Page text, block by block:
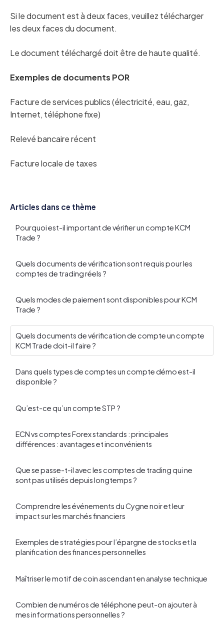
Articles dans ce thème
Pourquoi est-il important de vérifier un compte KCM
Trade ?
Quels documents de vérification sont requis pour les
comptes de trading réels ?
Quels modes de paiement sont disponibles pour KCM
Trade ?
Quels documents de vérification de compte un compte
KCM Trade doit-il faire ?
Dans quels types de comptes un compte démo est-il
disponible ?
Qu’est-ce qu’un compte STP ?
ECN vs comptes Forex standards : principales
différences : avantages et inconvénients
Que se passe-t-il avec les comptes de trading qui ne
sont pas utilisés depuis longtemps ?
Comprendre les événements du Cygne noir et leur
impact sur les marchés financiers
Exemples de stratégies pour l’épargne de stocks et la
planification des finances personnelles
Maîtriser le motif de coin ascendant en analyse technique
Combien de numéros de téléphone peut-on ajouter à
mes informations personnelles ?
Si le document est à deux faces, veuillez télécharger
les deux faces du document.
Le document téléchargé doit être de haute qualité.
Exemples de documents POR
Facture de services publics (électricité, eau, gaz,
Internet, téléphone fixe)
Relevé bancaire récent
Facture locale de taxes